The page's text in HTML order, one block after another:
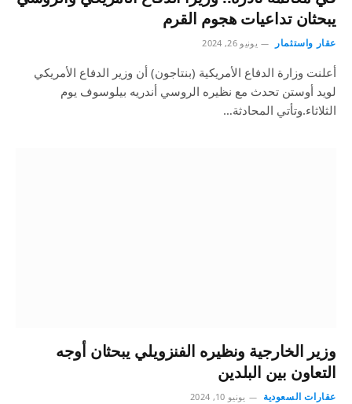
يبحثان تداعيات هجوم القرم
عقار واستثمار يونيو 26, 2024
أعلنت وزارة الدفاع الأمريكية (بنتاجون) أن وزير الدفاع الأمريكي
لويد أوستن تحدث مع نظيره الروسي أندريه بيلوسوف يوم
الثلاثاء.وتأتي المحادثة…
وزير الخارجية ونظيره الفنزويلي يبحثان أوجه
التعاون بين البلدين
عقارات السعودية يونيو 10, 2024